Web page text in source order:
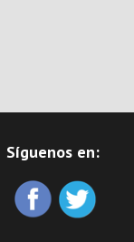
Síguenos en: